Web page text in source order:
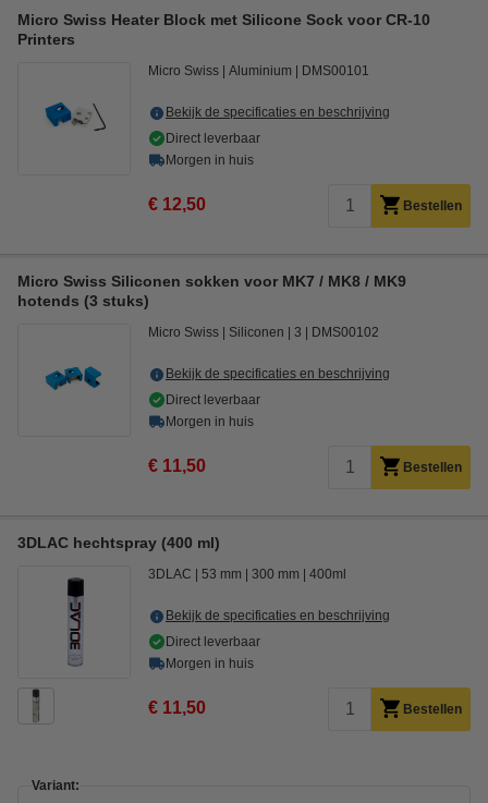
Micro Swiss Heater Block met Silicone Sock voor CR-10
Printers
Micro Swiss Aluminium DMS00101
Bekijk de specificaties en beschrijving
Direct leverbaar
Morgen in huis
€ 12,50 Bestellen
Micro Swiss Siliconen sokken voor MK7 / MK8 / MK9
hotends (3 stuks)
Micro Swiss Siliconen 3 DMS00102
Bekijk de specificaties en beschrijving
Direct leverbaar
Morgen in huis
€ 11,50 Bestellen
3DLAC hechtspray (400 ml)
3DLAC 53 mm 300 mm 400ml
Bekijk de specificaties en beschrijving
Direct leverbaar
Morgen in huis
€ 11,50 Bestellen
Variant: